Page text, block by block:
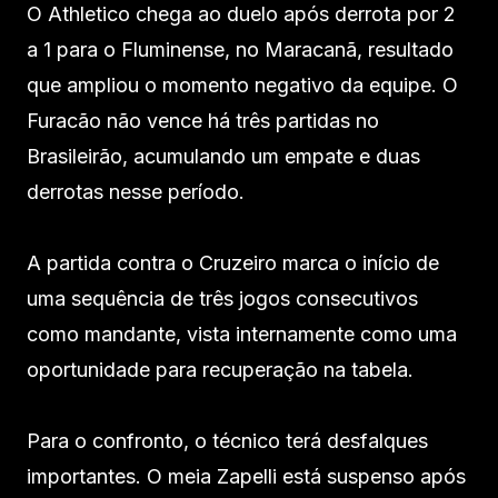
O Athletico chega ao duelo após derrota por 2
a 1 para o Fluminense, no Maracanã, resultado
que ampliou o momento negativo da equipe. O
Furacão não vence há três partidas no
Brasileirão, acumulando um empate e duas
derrotas nesse período.
A partida contra o Cruzeiro marca o início de
uma sequência de três jogos consecutivos
como mandante, vista internamente como uma
oportunidade para recuperação na tabela.
Para o confronto, o técnico terá desfalques
importantes. O meia Zapelli está suspenso após